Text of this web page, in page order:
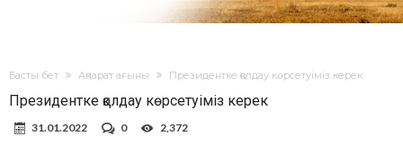
Басты бет Ақпарат ағыны Президентке қолдау көрсетуіміз керек
Президентке қолдау көрсетуіміз керек
31.01.2022 0 2,372